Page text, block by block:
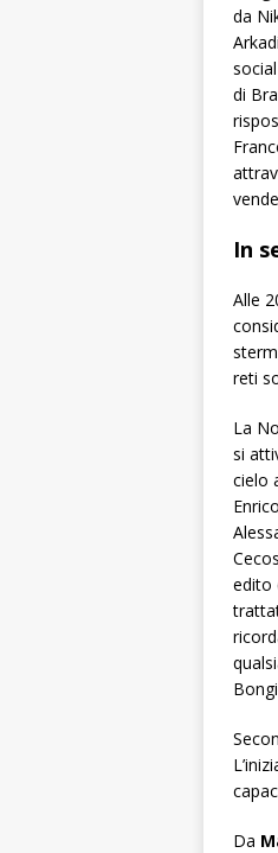
da
di
In
Alle
reti
La
si
cielo
edito
Da